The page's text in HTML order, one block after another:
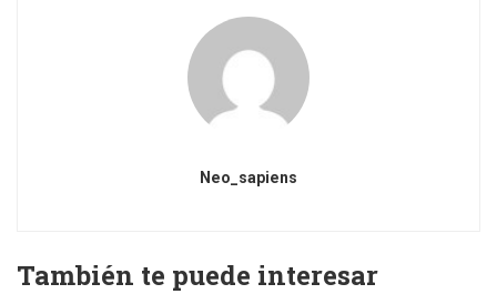
Neo_sapiens
También te puede interesar